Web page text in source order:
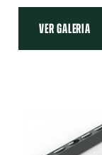
VER GALERIA